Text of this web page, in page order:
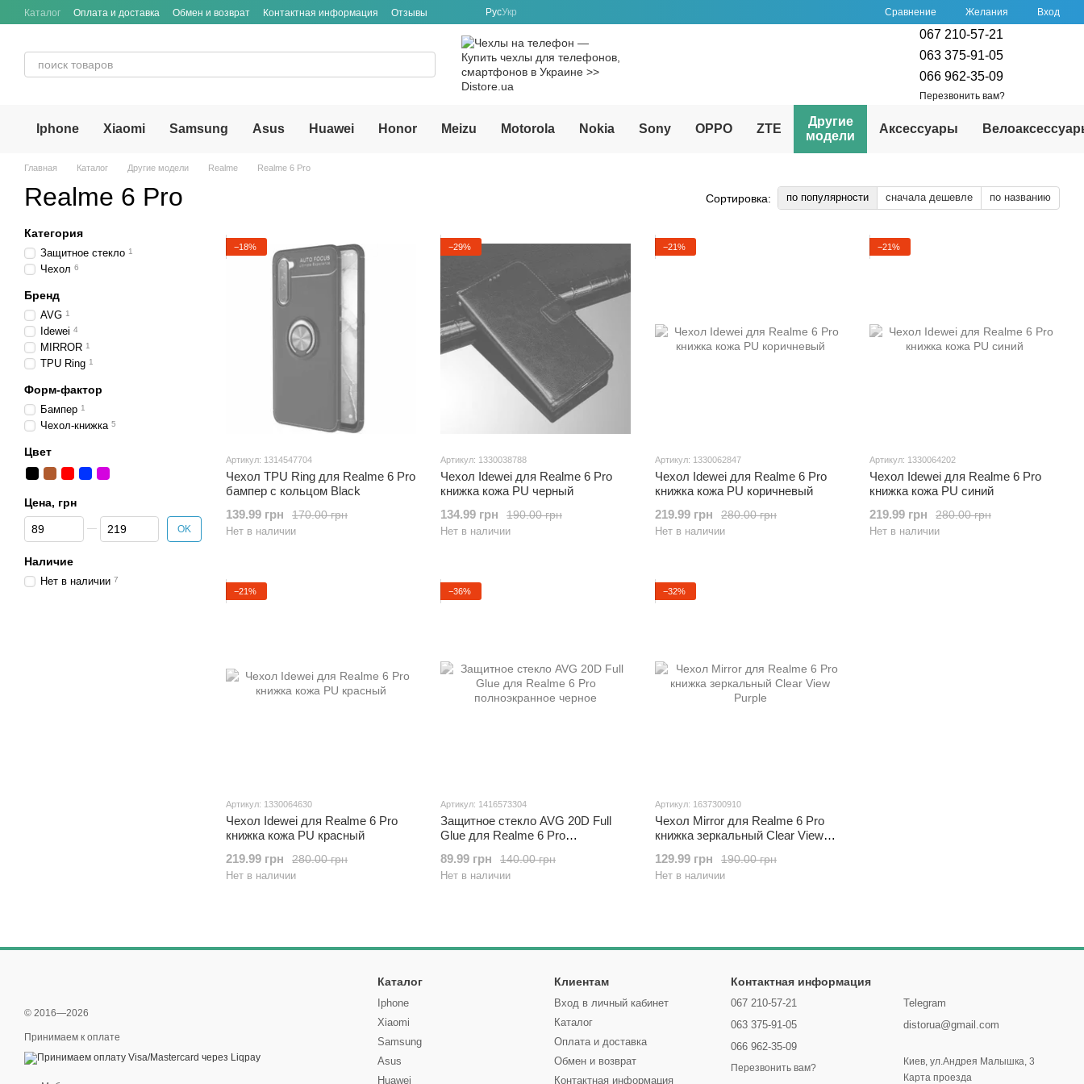
Перейти к основному контенту
Каталог Оплата и доставка Обмен и возврат Контактная информация Отзывы РусУкр Сравнение Желания Вход
067 210-57-21
063 375-91-05
066 962-35-09
Перезвонить вам?
Iphone Xiaomi Samsung Asus Huawei Honor Meizu Motorola Nokia Sony OPPO ZTE
Другие
модели
Аксессуары
Главная Каталог Другие модели Realme Realme 6 Pro
Realme 6 Pro Сортировка: по популярности сначала дешевле по названию
−18%
Артикул: 1314547704
Чехол TPU Ring для Realme 6 Pro
бампер с кольцом Black
170.00 грн
139.99 грн
Нет в наличии
−29%
Артикул: 1330038788
Чехол Idewei для Realme 6 Pro
книжка кожа PU черный
190.00 грн
134.99 грн
Нет в наличии
−21%
Артикул: 1330062847
Чехол Idewei для Realme 6 Pro
книжка кожа PU коричневый
280.00 грн
219.99 грн
Нет в наличии
−21%
Артикул: 1330064202
Чехол Idewei для Realme 6 Pro
книжка кожа PU синий
280.00 грн
219.99 грн
Нет в наличии
−21%
Артикул: 1330064630
Чехол Idewei для Realme 6 Pro
книжка кожа PU красный
280.00 грн
219.99 грн
Нет в наличии
−36%
Артикул: 1416573304
Защитное стекло AVG 20D Full
Glue для Realme 6 Pro
140.00 грн
89.99 грн
Нет в наличии
−32%
Артикул: 1637300910
Чехол Mirror для Realme 6 Pro
книжка зеркальный Clear View
190.00 грн
129.99 грн
Нет в наличии
Категория
Защитное стекло 1
Чехол 6
Бренд
AVG 1
Idewei 4
MIRROR 1
TPU Ring 1
Форм-фактор
Бампер 1
Чехол-книжка 5
Цвет
Цена, грн
От Цена, грн
До Цена, грн OK
Наличие
Нет в наличии 7
© 2016—2026
Принимаем к оплате
Каталог
Iphone
Xiaomi
Samsung
Asus
Huawei
Клиентам
Вход в личный кабинет
Каталог
Оплата и доставка
Обмен и возврат
Контактная информация
Контактная информация
067 210-57-21
063 375-91-05
066 962-35-09
Перезвонить вам?
Telegram
distorua@gmail.com
Киев, ул.Андрея Малышка, 3
Карта проезда